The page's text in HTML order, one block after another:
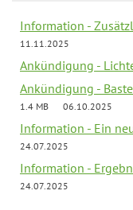
Information -
11.11.2025
Ankündigung -
Ankündigung -
1.4 MB
06.10.2025
Information - Ein
24.07.2025
Information -
24.07.2025